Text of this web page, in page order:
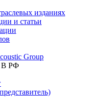
изданиях
и статьи
Group
В РФ